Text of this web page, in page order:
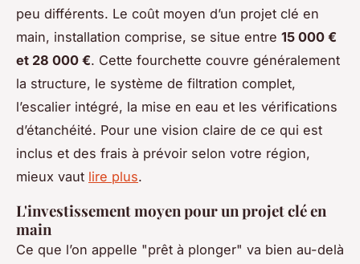
peu différents. Le coût moyen d’un projet clé en
main, installation comprise, se situe entre 15 000 €
et 28 000 €. Cette fourchette couvre généralement
la structure, le système de filtration complet,
l’escalier intégré, la mise en eau et les vérifications
d’étanchéité. Pour une vision claire de ce qui est
inclus et des frais à prévoir selon votre région,
mieux vaut lire plus.
L'investissement moyen pour un projet clé en
main
Ce que l’on appelle "prêt à plonger" va bien au-delà